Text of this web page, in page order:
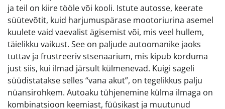
ja teil on kiire tööle või kooli. Istute autosse, keerate
süütevõtit, kuid harjumuspärase mootoriurina asemel
kuulete vaid vaevalist ägisemist või, mis veel hullem,
täielikku vaikust. See on paljude autoomanike jaoks
tuttav ja frustreeriv stsenaarium, mis kipub korduma
just siis, kui ilmad järsult külmenevad. Kuigi sageli
süüdistatakse selles “vana akut”, on tegelikkus palju
nüansirohkem. Autoaku tühjenemine külma ilmaga on
kombinatsioon keemiast, füüsikast ja muutunud